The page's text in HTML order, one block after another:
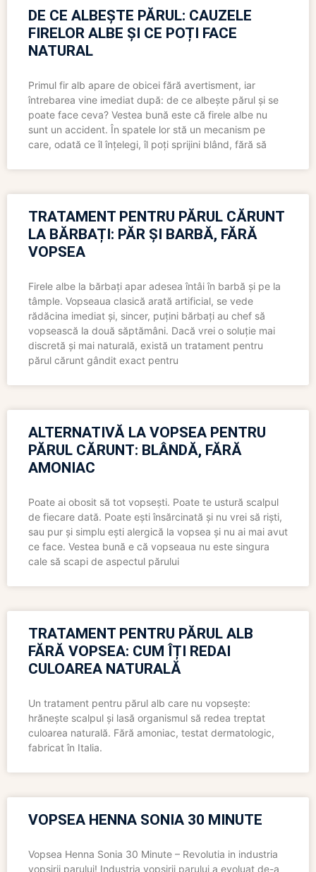
DE CE ALBEȘTE PĂRUL: CAUZELE
FIRELOR ALBE ȘI CE POȚI FACE
NATURAL
Primul fir alb apare de obicei fără avertisment, iar
întrebarea vine imediat după: de ce albește părul și se
poate face ceva? Vestea bună este că firele albe nu
sunt un accident. În spatele lor stă un mecanism pe
care, odată ce îl înțelegi, îl poți sprijini blând, fără să
TRATAMENT PENTRU PĂRUL CĂRUNT
LA BĂRBAȚI: PĂR ȘI BARBĂ, FĂRĂ
VOPSEA
Firele albe la bărbați apar adesea întâi în barbă și pe la
tâmple. Vopseaua clasică arată artificial, se vede
rădăcina imediat și, sincer, puțini bărbați au chef să
vopsească la două săptămâni. Dacă vrei o soluție mai
discretă și mai naturală, există un tratament pentru
părul cărunt gândit exact pentru
ALTERNATIVĂ LA VOPSEA PENTRU
PĂRUL CĂRUNT: BLÂNDĂ, FĂRĂ
AMONIAC
Poate ai obosit să tot vopsești. Poate te ustură scalpul
de fiecare dată. Poate ești însărcinată și nu vrei să riști,
sau pur și simplu ești alergică la vopsea și nu ai mai avut
ce face. Vestea bună e că vopseaua nu este singura
cale să scapi de aspectul părului
TRATAMENT PENTRU PĂRUL ALB
FĂRĂ VOPSEA: CUM ÎȚI REDAI
CULOAREA NATURALĂ
Un tratament pentru părul alb care nu vopsește:
hrănește scalpul și lasă organismul să redea treptat
culoarea naturală. Fără amoniac, testat dermatologic,
fabricat în Italia.
VOPSEA HENNA SONIA 30 MINUTE
Vopsea Henna Sonia 30 Minute – Revolutia in industria
vopsirii parului! Industria vopsirii parului a evoluat de-a